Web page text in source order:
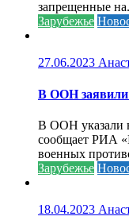
запрещенные
Зарубежье
27.06.2023
В ООН заявили
В ООН указали
сообщает РИА
военных
Зарубежье
18.04.2023